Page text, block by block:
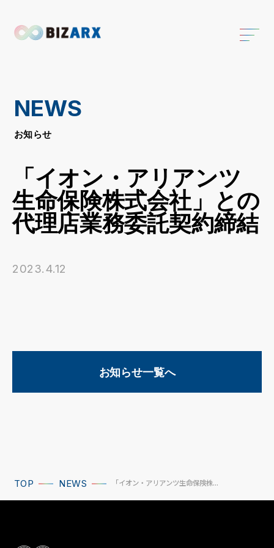
NEWS
お知らせ
「イオン・アリアンツ
生命保険株式会社」との
代理店業務委託契約締結
2023.4.12
お知らせ一覧へ
TOP NEWS 「イオン・アリアンツ生命保険株...